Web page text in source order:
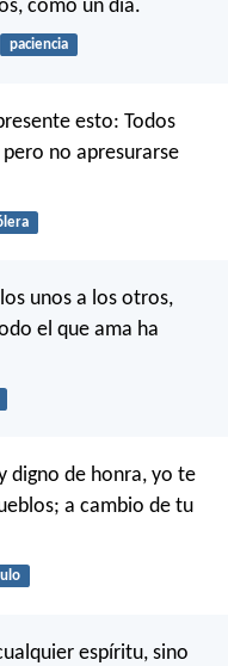
como un día.
paciencia
esto: Todos
no apresurarse
unos a los otros,
el que ama ha
digno de honra, yo te
a cambio de tu
espíritu, sino